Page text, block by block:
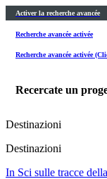
Activer la recherche avancée
Recherche avancée activée
Recherche avancée activée
Recercate un
Destinazioni
Destinazioni
In Sci sulle tracce